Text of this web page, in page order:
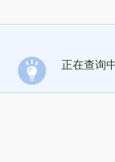
正在查询